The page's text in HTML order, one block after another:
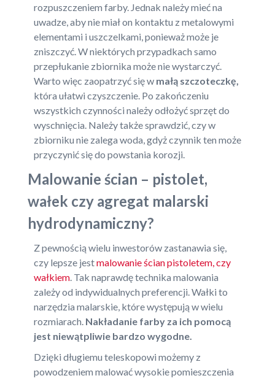
rozpuszczeniem farby. Jednak należy mieć na
uwadze, aby nie miał on kontaktu z metalowymi
elementami i uszczelkami, ponieważ może je
zniszczyć. W niektórych przypadkach samo
przepłukanie zbiornika może nie wystarczyć.
Warto więc zaopatrzyć się w małą szczoteczkę,
która ułatwi czyszczenie. Po zakończeniu
wszystkich czynności należy odłożyć sprzęt do
wyschnięcia. Należy także sprawdzić, czy w
zbiorniku nie zalega woda, gdyż czynnik ten może
przyczynić się do powstania korozji.
Malowanie ścian – pistolet,
wałek czy agregat malarski
hydrodynamiczny?
Z pewnością wielu inwestorów zastanawia się,
czy lepsze jestmalowanie ścian pistoletem, czy
wałkiem . Tak naprawdę technika malowania
zależy od indywidualnych preferencji. Wałki to
narzędzia malarskie, które występują w wielu
rozmiarach. Nakładanie farby za ich pomocą
jest niewątpliwie bardzo wygodne.
Dzięki długiemu teleskopowi możemy z
powodzeniem malować wysokie pomieszczenia